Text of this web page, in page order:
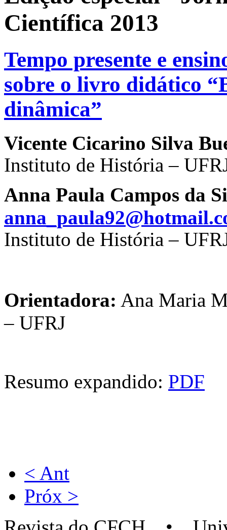
Científica 2013
Tempo presente e
sobre o livro didático
dinâmica”
Vicente Cicarino Silva
Instituto de História –
Anna Paula Campos da
Instituto de História –
Orientadora: Ana Maria
– UFRJ
Resumo expandido: PDF
< Ant
Próx >